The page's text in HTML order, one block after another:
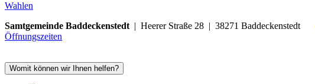
Wahlen
Samtgemeinde Baddeckenstedt | Heerer Straße 28 | 38271 Baddeckenstedt
Öffnungszeiten
Womit können wir Ihnen helfen?